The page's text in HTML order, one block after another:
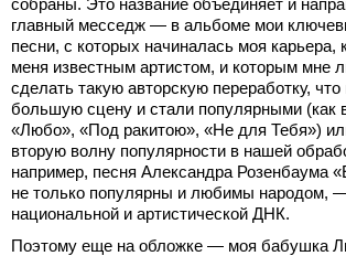
собраны. Это название объединяет и
главный месседж — в альбоме мои
песни, с которых начиналась моя карьера,
меня известным артистом, и которым мне
сделать такую авторскую переработку,
большую сцену и стали популярными (как
«Любо», «Под ракитою», «Не для Тебя»)
вторую волну популярности в нашей
например, песня Александра Розенбаума
не только популярны и любимы народом,
национальной и артистической ДНК.
Поэтому еще на обложке — моя бабушка